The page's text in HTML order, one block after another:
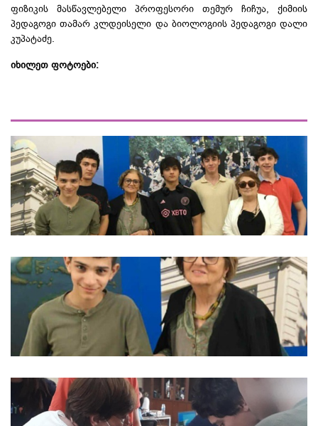
ფიზიკის მასწავლებელი პროფესორი თემურ ჩიჩუა, ქიმიის
პედაგოგი თამარ კლდეისელი და ბიოლოგიის პედაგოგი დალი
კუპატაძე.
იხილეთ ფოტოები: